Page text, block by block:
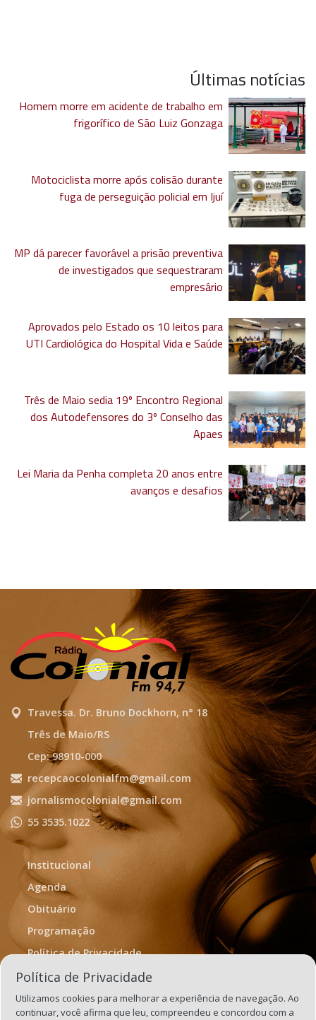
Últimas notícias
Homem morre em acidente de trabalho em
frigorífico de São Luiz Gonzaga
Motociclista morre após colisão durante
fuga de perseguição policial em Ijuí
MP dá parecer favorável a prisão preventiva
de investigados que sequestraram
empresário
Aprovados pelo Estado os 10 leitos para
UTI Cardiológica do Hospital Vida e Saúde
Três de Maio sedia 19º Encontro Regional
dos Autodefensores do 3º Conselho das
Apaes
Lei Maria da Penha completa 20 anos entre
avanços e desafios
Travessa. Dr. Bruno Dockhorn, n° 18
Três de Maio/RS
Cep: 98910-000
recepcaocolonialfm@gmail.com
jornalismocolonial@gmail.com
55 3535.1022
Institucional
Agenda
Obituário
Programação
Política de Privacidade
Termos de Uso
Política de Privacidade
Utilizamos cookies para melhorar a experiência de navegação. Ao
continuar, você afirma que leu, compreendeu e concordou com a